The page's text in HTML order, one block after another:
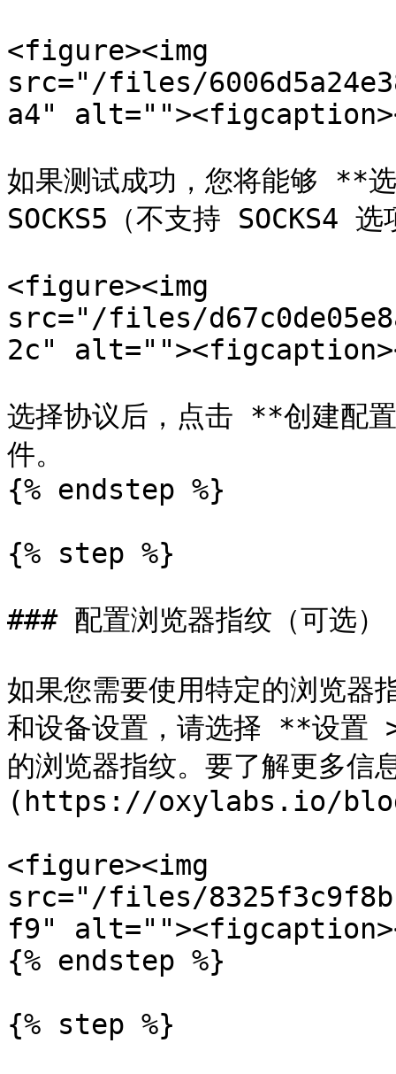
<figure><img
src="/files/
a4"
如果测试成功，您将能够 **
SOCKS5（不支持 SOCKS4 选
<figure><img
src="/files/
2c"
选择协议后，点击 **创建配
件。
{% endstep %}
{% step %}
### 配置浏览器指纹（可选）
如果您需要使用特定的浏览器
和设备设置，请选择 **设置
的浏览器指纹。要了解更多
(https://oxylabs.io/
<figure><img
src="/files/
f9"
{% endstep %}
{% step %}